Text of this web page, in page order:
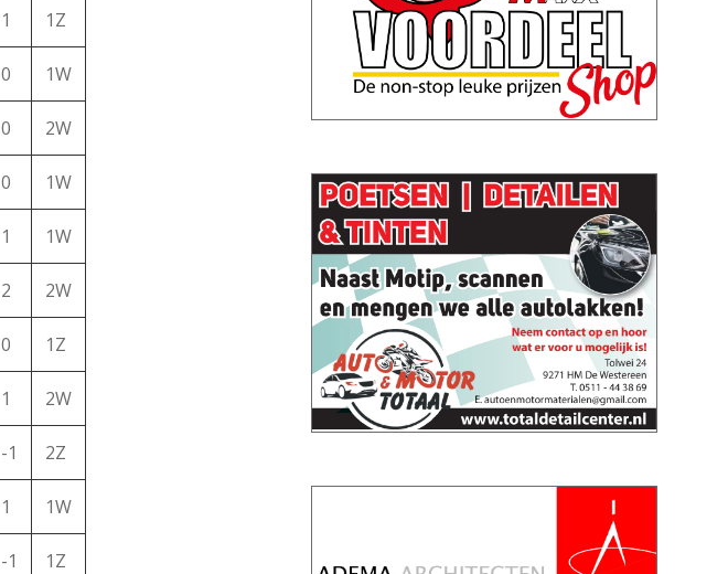
1 1Z
0 1W
0 2W
0 1W
1 1W
2 2W
0 1Z
1 2W
-1 2Z
1 1W
-1 1Z